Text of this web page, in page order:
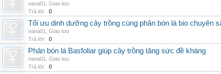
nana01
Giao lưu
Trả lời:
0
Tối ưu dinh dưỡng cây trồng cùng phân bón lá bio chuyên
nana01
Giao lưu
Trả lời:
0
Phân bón lá Basfoliar giúp cây trồng tăng sức đề kháng
nana01
Giao lưu
Trả lời:
0